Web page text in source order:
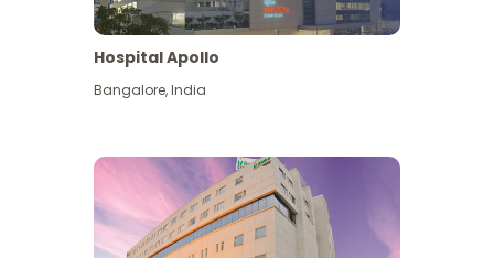
Hospital Apollo
Bangalore,India